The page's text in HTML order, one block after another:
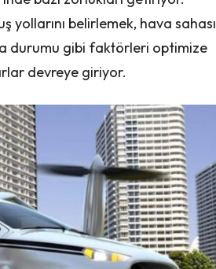
belirlemek, hava sahası
durumu gibi faktörleri optimize
devreye giriyor.